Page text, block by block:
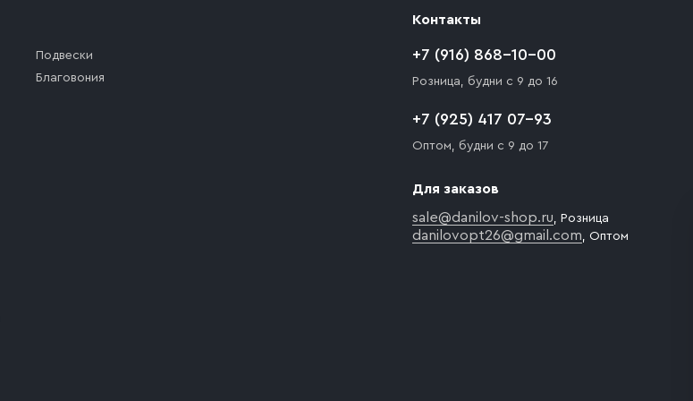
Подвески
Благовония
Контакты
+7 (916) 868-10-00
Розница, будни с 9 до 16
+7 (925) 417 07-93
Оптом, будни с 9 до 17
Для заказов
sale@danilov-shop.ru, Розница
danilovopt26@gmail.com, Оптом